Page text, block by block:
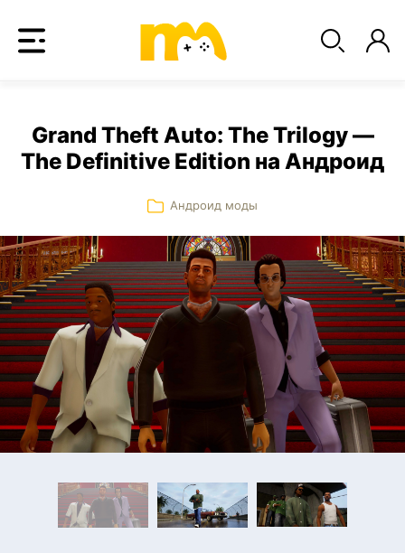
Grand Theft Auto: The Trilogy —
The Definitive Edition на Андроид
Андроид моды